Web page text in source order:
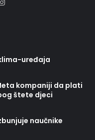
uređaja
kompaniji da plati
štete djeci
naučnike